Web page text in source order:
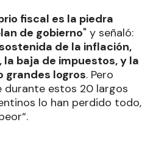
fiscal es la piedra
de gobierno" y señaló:
de la inflación,
la baja de impuestos, y la
grandes logros. Pero
durante estos 20 largos
lo han perdido todo,